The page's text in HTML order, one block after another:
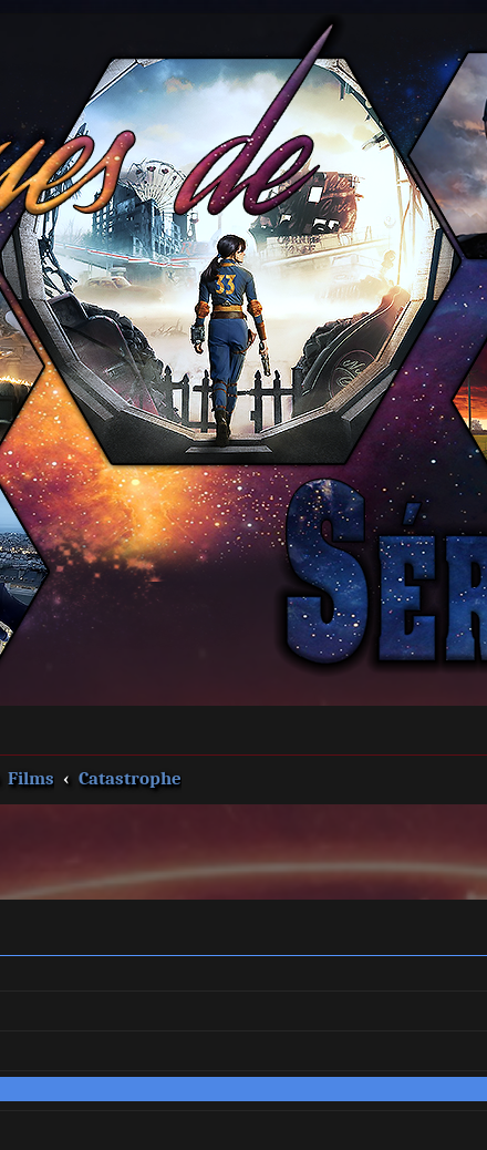
Films Catastrophe